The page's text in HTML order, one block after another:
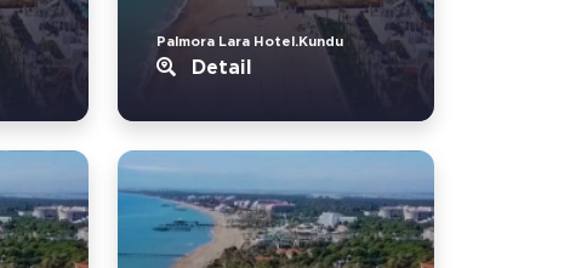
Palmora Lara Hotel.Kundu
Detail